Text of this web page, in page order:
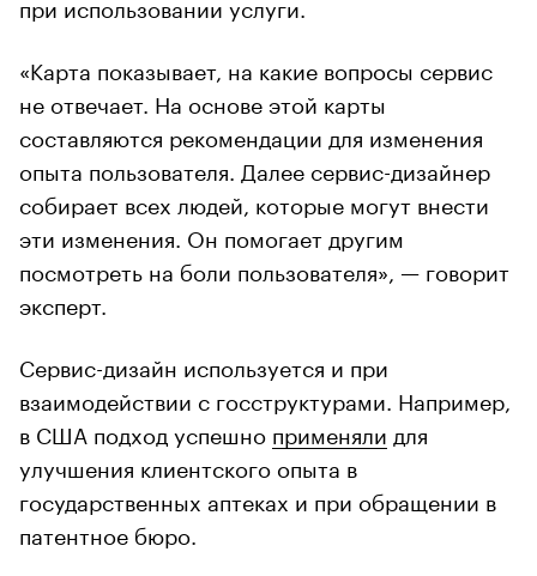
«Карта показывает, на какие вопросы сервис
не отвечает. На основе этой карты
составляются рекомендации для изменения
опыта пользователя. Далее сервис-дизайнер
собирает всех людей, которые могут внести
эти изменения. Он помогает другим
посмотреть на боли пользователя», — говорит
эксперт.
Сервис-дизайн используется и при
взаимодействии с госструктурами. Например,
в США подход успешно применяли для
улучшения клиентского опыта в
государственных аптеках и при обращении в
патентное бюро.